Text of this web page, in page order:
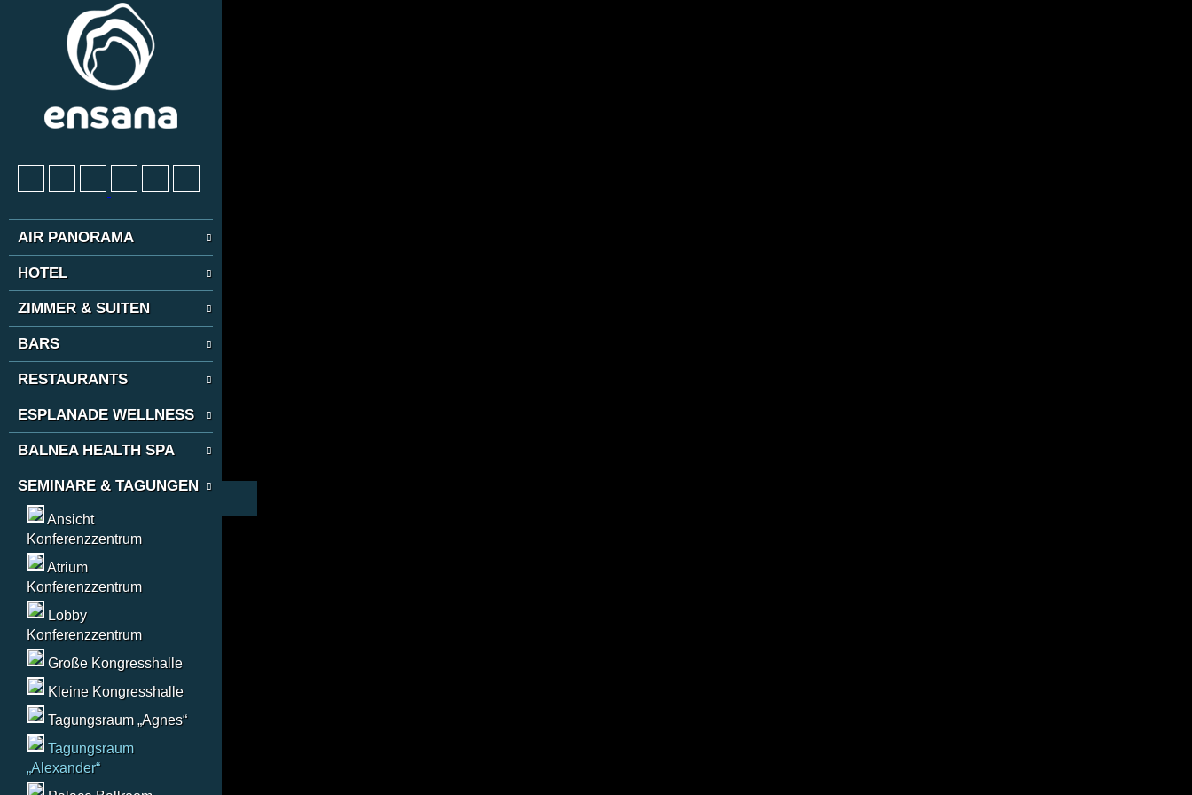
AIR PANORAMA
HOTEL
ZIMMER & SUITEN
BARS
RESTAURANTS
ESPLANADE WELLNESS
BALNEA HEALTH SPA
SEMINARE & TAGUNGEN
Ansicht
Konferenzzentrum
Atrium
Konferenzzentrum
Lobby
Konferenzzentrum
Große Kongresshalle
Kleine Kongresshalle
Tagungsraum „Agnes“
Tagungsraum
„Alexander“